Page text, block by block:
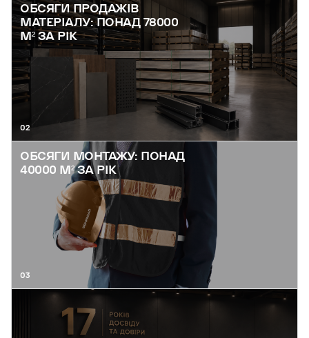
ОБСЯГИ ПРОДАЖІВ
МАТЕРІАЛУ: ПОНАД 78000
М² ЗА РІК
02
ОБСЯГИ МОНТАЖУ: ПОНАД
40000 М² ЗА РІК
03